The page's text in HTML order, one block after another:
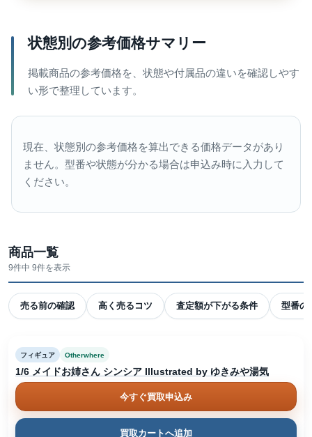
状態別の参考価格サマリー
掲載商品の参考価格を、状態や付属品の違いを確認しやす
い形で整理しています。
現在、状態別の参考価格を算出できる価格データがあり
ません。型番や状態が分かる場合は申込み時に入力して
ください。
商品一覧
9件中 9件を表示
売る前の確認 高く売るコツ 査定額が下がる条件 型番の
フィギュア Otherwhere
1/6 メイドお姉さん シンシア Illustrated by ゆきみや湯気
今すぐ買取申込み
買取カートへ追加